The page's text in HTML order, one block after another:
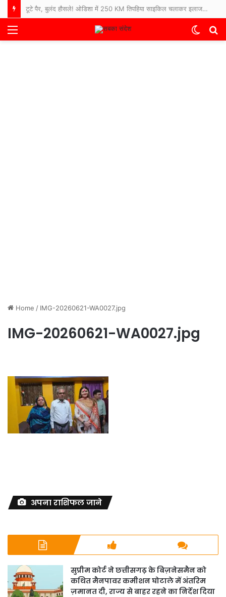
टूटे पैर, बुलंद हौसले! ओडिशा में 250 KM तिपहिया साइकिल चलाकर इलाज कराने अस्पताल पहुंचे 65 साल के बुजुर्ग
Menu
Switch
Home / IMG-20260621-WA0027.jpg
IMG-20260621-WA0027.jpg
अपना राशिफल जाने
सुप्रीम कोर्ट ने छत्तीसगढ़ के बिज़नेसमैन को
कथित मैनपावर कमीशन घोटाले में अंतरिम
ज़मानत दी, राज्य से बाहर रहने का निर्देश दिया